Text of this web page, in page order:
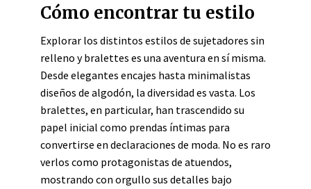
Cómo encontrar tu estilo
Explorar los distintos estilos de sujetadores sin
relleno y bralettes es una aventura en sí misma.
Desde elegantes encajes hasta minimalistas
diseños de algodón, la diversidad es vasta. Los
bralettes, en particular, han trascendido su
papel inicial como prendas íntimas para
convertirse en declaraciones de moda. No es raro
verlos como protagonistas de atuendos,
mostrando con orgullo sus detalles bajo